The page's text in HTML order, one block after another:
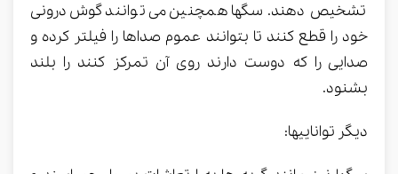
تشخیص دهند. سگها همچنین می توانند گوش درونی
خود را قطع کنند تا بتوانند عموم صداها را فیلتر کرده و
صدایی را که دوست دارند روی آن تمرکز کنند را بلند
بشنود.
دیگر تواناییها: